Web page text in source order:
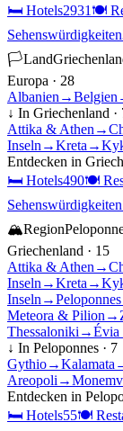
🛏 Hotels2931 🍽
Sehenswürdigkeiten
🏳Land
Europa · 28
Albanien →Belgien
↓ In Griechenland ·
Attika & Athen →
Inseln →Kreta →
Entdecken in
🛏 Hotels490🍽
Sehenswürdigkeiten
🏔Region
Griechenland · 15
Attika & Athen →
Inseln →Kreta →
Inseln →Peloponnes
Meteora & Pilion →
Thessaloniki →Évia
↓ In Peloponnes · 7
Gythio→Kalamata
Areopoli →
Entdecken in
🛏 Hotels55🍽